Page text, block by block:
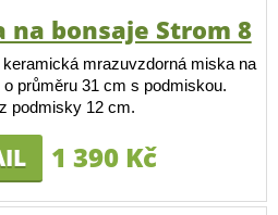
na bonsaje Strom 8
keramická mrazuvzdorná miska na
o průměru 31 cm s podmiskou.
podmisky 12 cm.
1 390 Kč